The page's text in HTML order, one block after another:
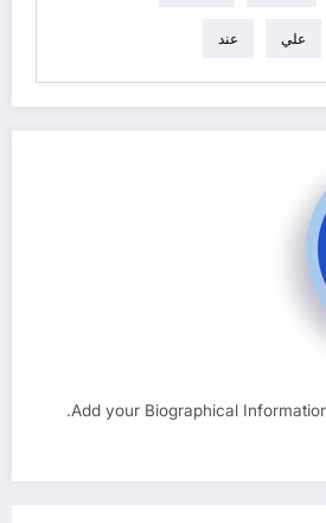
علي عند
Add your Biographical